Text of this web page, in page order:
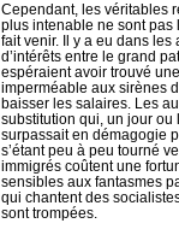
Cependant, les véritables
plus intenable ne sont pas
fait venir. Il y a eu dans
d’intérêts entre le grand
espéraient avoir trouvé
imperméable aux sirènes
baisser les salaires. Les
substitution qui, un jour ou
surpassait en démagogie
s’étant peu à peu tourné
immigrés coûtent une
sensibles aux fantasmes
qui chantent des
sont trompées.